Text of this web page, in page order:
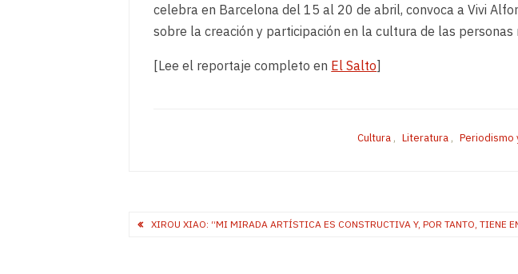
celebra en Barcelona del 15 al 20 de abril, convoca a Vivi
sobre la creación y participación en la cultura de las personas
[Lee el reportaje completo en El Salto]
Cultura, Literatura, Periodismo
Post
XIROU XIAO: “MI MIRADA ARTÍSTICA ES CONSTRUCTIVA Y, POR TANTO, TIENE